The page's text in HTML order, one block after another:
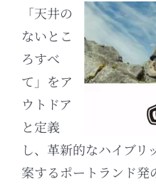
「天井の
ないとこ
ろすべ
て」をア
ウトドア
と定義
し、革新的なハイブリ
案するポートランド発